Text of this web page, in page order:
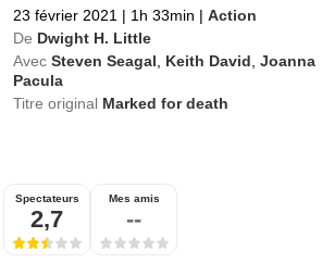
23 février 2021 | 1h 33min | Action
De Dwight H. Little
Avec Steven Seagal Keith David ,Joanna
Pacula
Titre original Marked for death
Spectateurs
2,7
Mes amis
--